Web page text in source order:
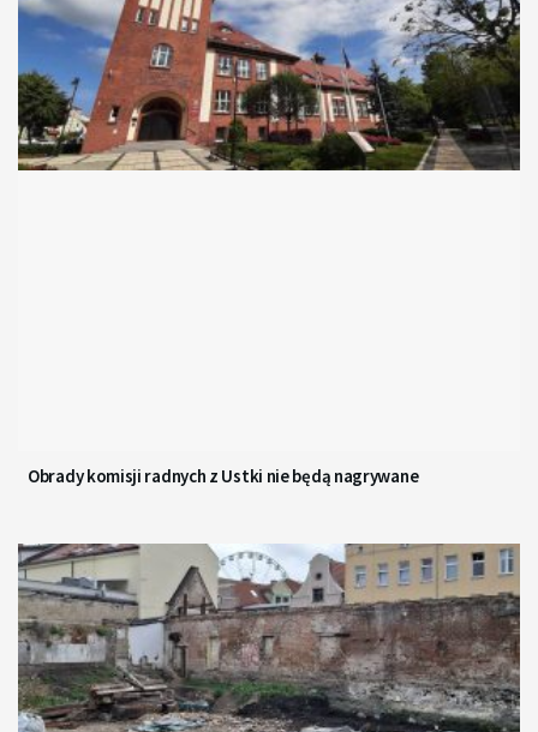
Obrady komisji radnych z Ustki nie będą nagrywane